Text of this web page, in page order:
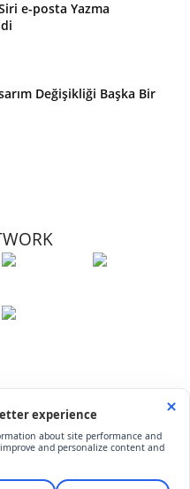
e-posta Yazma
Değişikliği Başka Bir